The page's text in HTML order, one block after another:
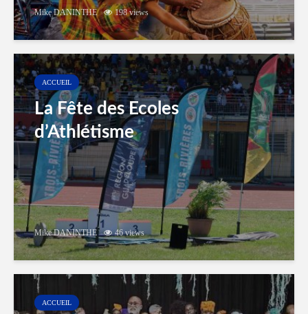
Mike DANINTHE 198 views
ACCUEIL
La Fête des Ecoles
d’Athlétisme
Mike DANINTHE 46 views
ACCUEIL